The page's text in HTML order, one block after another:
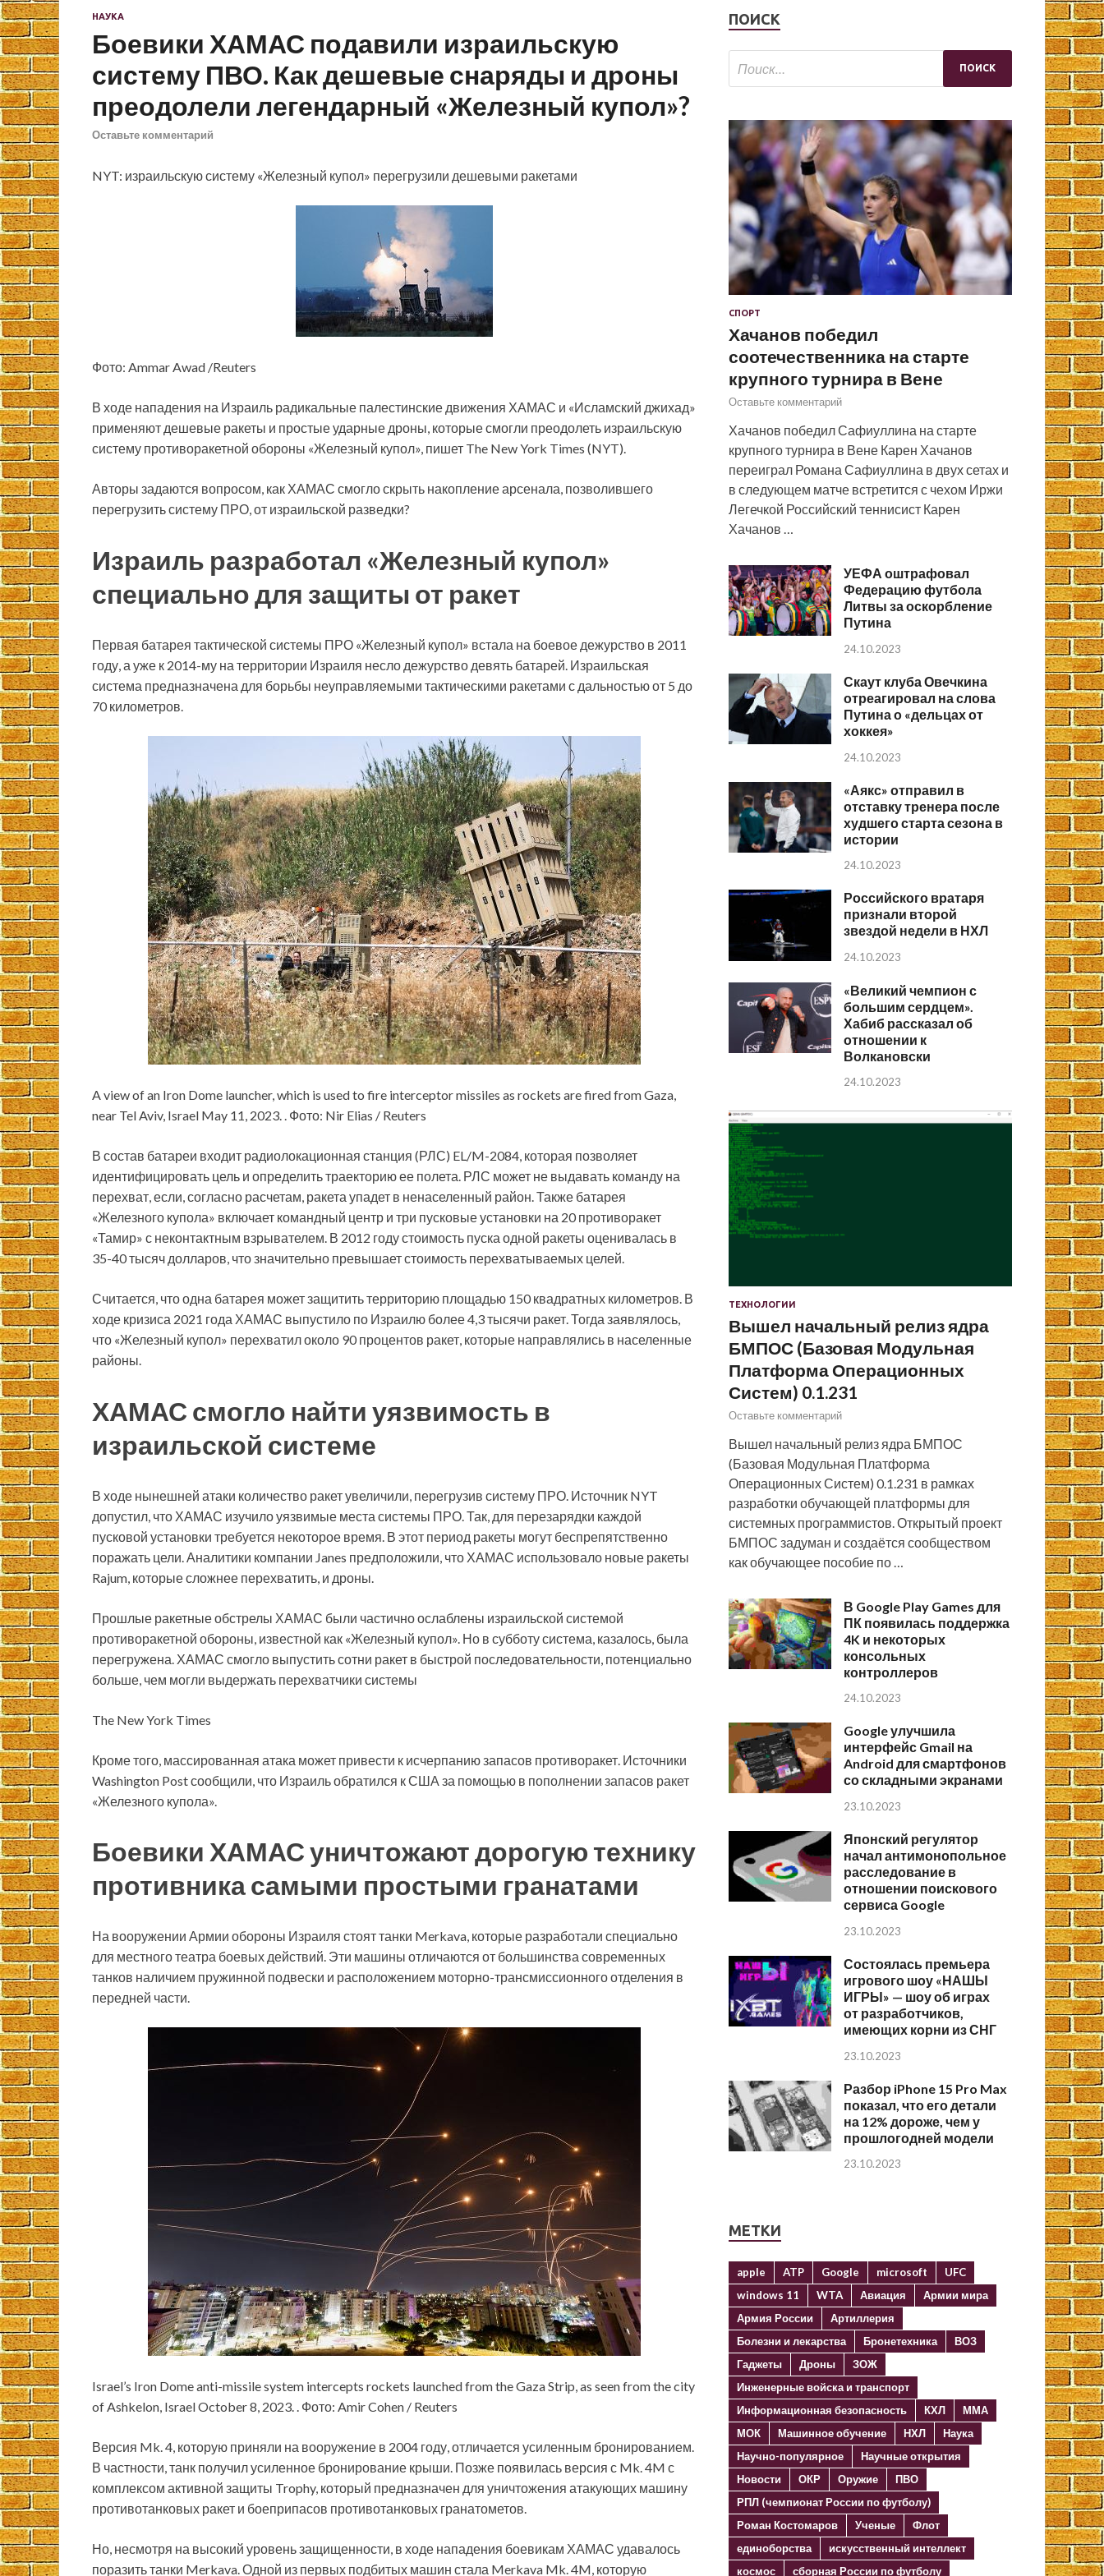
НАУКА
Боевики ХАМАС подавили израильскую
систему ПВО. Как дешевые снаряды и дроны
преодолели легендарный «Железный купол»?
Оставьте комментарий
NYT: израильскую систему «Железный купол» перегрузили дешевыми ракетами
Фото: Ammar Awad /Reuters
В ходе нападения на Израиль радикальные палестинские движения ХАМАС и «Исламский джихад»
применяют дешевые ракеты и простые ударные дроны, которые смогли преодолеть израильскую
систему противоракетной обороны «Железный купол», пишет The New York Times (NYT).
Авторы задаются вопросом, как ХАМАС смогло скрыть накопление арсенала, позволившего
перегрузить систему ПРО, от израильской разведки?
Израиль разработал «Железный купол»
специально для защиты от ракет
Первая батарея тактической системы ПРО «Железный купол» встала на боевое дежурство в 2011
году, а уже к 2014-му на территории Израиля несло дежурство девять батарей. Израильская
система предназначена для борьбы неуправляемыми тактическими ракетами с дальностью от 5 до
70 километров.
A view of an Iron Dome launcher, which is used to fire interceptor missiles as rockets are fired from Gaza,
near Tel Aviv, Israel May 11, 2023. . Фото: Nir Elias / Reuters
В состав батареи входит радиолокационная станция (РЛС) EL/M-2084, которая позволяет
идентифицировать цель и определить траекторию ее полета. РЛС может не выдавать команду на
перехват, если, согласно расчетам, ракета упадет в ненаселенный район. Также батарея
«Железного купола» включает командный центр и три пусковые установки на 20 противоракет
«Тамир» с неконтактным взрывателем. В 2012 году стоимость пуска одной ракеты оценивалась в
35-40 тысяч долларов, что значительно превышает стоимость перехватываемых целей.
Считается, что одна батарея может защитить территорию площадью 150 квадратных километров. В
ходе кризиса 2021 года ХАМАС выпустило по Израилю более 4,3 тысячи ракет. Тогда заявлялось,
что «Железный купол» перехватил около 90 процентов ракет, которые направлялись в населенные
районы.
ХАМАС смогло найти уязвимость в
израильской системе
В ходе нынешней атаки количество ракет увеличили, перегрузив систему ПРО. Источник NYT
допустил, что ХАМАС изучило уязвимые места системы ПРО. Так, для перезарядки каждой
пусковой установки требуется некоторое время. В этот период ракеты могут беспрепятственно
поражать цели. Аналитики компании Janes предположили, что ХАМАС использовало новые ракеты
Rajum, которые сложнее перехватить, и дроны.
Прошлые ракетные обстрелы ХАМАС были частично ослаблены израильской системой
противоракетной обороны, известной как «Железный купол». Но в субботу система, казалось, была
перегружена. ХАМАС смогло выпустить сотни ракет в быстрой последовательности, потенциально
больше, чем могли выдержать перехватчики системы
The New York Times
Кроме того, массированная атака может привести к исчерпанию запасов противоракет. Источники
Washington Post сообщили, что Израиль обратился к США за помощью в пополнении запасов ракет
«Железного купола».
Боевики ХАМАС уничтожают дорогую технику
противника самыми простыми гранатами
На вооружении Армии обороны Израиля стоят танки Merkava, которые разработали специально
для местного театра боевых действий. Эти машины отличаются от большинства современных
танков наличием пружинной подвески и расположением моторно-трансмиссионного отделения в
передней части.
Israel’s Iron Dome anti-missile system intercepts rockets launched from the Gaza Strip, as seen from the city
of Ashkelon, Israel October 8, 2023. . Фото: Amir Cohen / Reuters
Версия Mk. 4, которую приняли на вооружение в 2004 году, отличается усиленным бронированием.
В частности, танк получил усиленное бронирование крыши. Позже появилась версия с Mk. 4M с
комплексом активной защиты Trophy, который предназначен для уничтожения атакующих машину
противотанковых ракет и боеприпасов противотанковых гранатометов.
Но, несмотря на высокий уровень защищенности, в ходе нападения боевикам ХАМАС удавалось
поразить танки Merkava. Одной из первых подбитых машин стала Merkava Mk. 4M, которую
ПОИСК
СПОРТ
Хачанов победил
соотечественника на старте
крупного турнира в Вене
Оставьте комментарий
Хачанов победил Сафиуллина на старте
крупного турнира в Вене Карен Хачанов
переиграл Романа Сафиуллина в двух сетах и
в следующем матче встретится с чехом Иржи
Легечкой Российский теннисист Карен
Хачанов …
УЕФА оштрафовал
Федерацию футбола
Литвы за оскорбление
Путина
24.10.2023
Скаут клуба Овечкина
отреагировал на слова
Путина о «дельцах от
хоккея»
24.10.2023
«Аякс» отправил в
отставку тренера после
худшего старта сезона в
истории
24.10.2023
Российского вратаря
признали второй
звездой недели в НХЛ
24.10.2023
«Великий чемпион с
большим сердцем».
Хабиб рассказал об
отношении к
Волкановски
24.10.2023
ТЕХНОЛОГИИ
Вышел начальный релиз ядра
БМПОС (Базовая Модульная
Платформа Операционных
Систем) 0.1.231
Оставьте комментарий
Вышел начальный релиз ядра БМПОС
(Базовая Модульная Платформа
Операционных Систем) 0.1.231 в рамках
разработки обучающей платформы для
системных программистов. Открытый проект
БМПОС задуман и создаётся сообществом
как обучающее пособие по …
В Google Play Games для
ПК появилась поддержка
4K и некоторых
консольных
контроллеров
24.10.2023
Google улучшила
интерфейс Gmail на
Android для смартфонов
со складными экранами
23.10.2023
Японский регулятор
начал антимонопольное
расследование в
отношении поискового
сервиса Google
23.10.2023
Состоялась премьера
игрового шоу «НАШЫ
ИГРЫ» — шоу об играх
от разработчиков,
имеющих корни из СНГ
23.10.2023
Разбор iPhone 15 Pro Max
показал, что его детали
на 12% дороже, чем у
прошлогодней модели
23.10.2023
МЕТКИ
apple ATP Google microsoft
UFC
windows 11
WTA Авиация
Армии мира
Армия России
Артиллерия
Болезни и лекарства
Бронетехника
ВОЗ
Гаджеты
Дроны
ЗОЖ
Инженерные войска и транспорт
Информационная безопасность
КХЛ
ММА
МОК
Машинное обучение НХЛ
Наука
Научно-популярное
Научные открытия
Новости
ОКР Оружие
ПВО
РПЛ (чемпионат России по футболу)
Роман Костомаров
Ученые
Флот
единоборства
искусственный интеллект
космос
сборная России по футболу